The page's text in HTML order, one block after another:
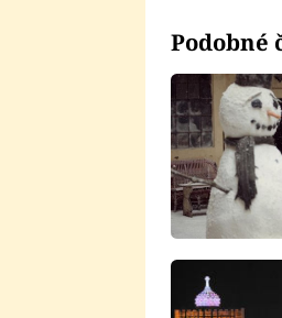
Podobné